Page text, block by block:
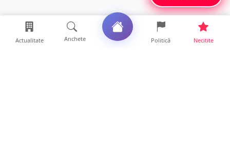
Actualitate Anchete Politică Necitite